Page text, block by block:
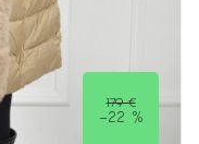
179 €
–22 %